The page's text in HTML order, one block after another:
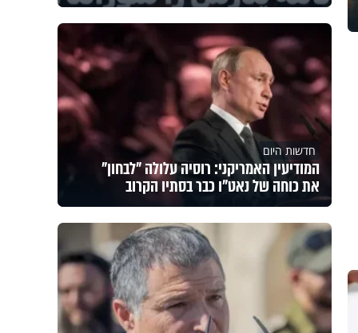
חדשות היום
המודיעין האמריקני: רוסיה עלולה "לבחון"
את כוחה של נאט"ו כבר בסתיו הקרוב